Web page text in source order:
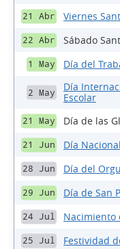
21 Abr Viernes
22 Abr Sábado
1 May Día del
2 May
Día
Escolar
21 May Día de las
21 Jun Día
28 Jun Día del
29 Jun Día de San
24 Jul Nacimiento
25 Jul Festividad